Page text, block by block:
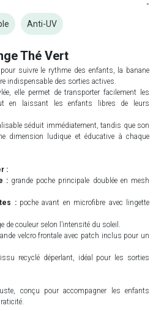
-
Anti-UV
Thé Vert
pour suivre le rythme des enfants, la banane
indispensable des sorties actives.
elle permet de transporter facilement les
en laissant les enfants libres de leurs
séduit immédiatement, tandis que son
dimension ludique et éducative à chaque
:
:grande poche principale doublée en mesh
:poche avant en microfibre avec lingette
de couleur selon l’intensité du soleil.
velcro frontale avec patch inclus pour un
recyclé déperlant, idéal pour les sorties
conçu pour accompagner les enfants